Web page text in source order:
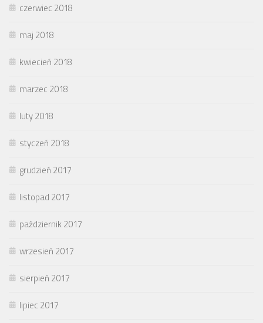
czerwiec 2018
maj 2018
kwiecień 2018
marzec 2018
luty 2018
styczeń 2018
grudzień 2017
listopad 2017
październik 2017
wrzesień 2017
sierpień 2017
lipiec 2017